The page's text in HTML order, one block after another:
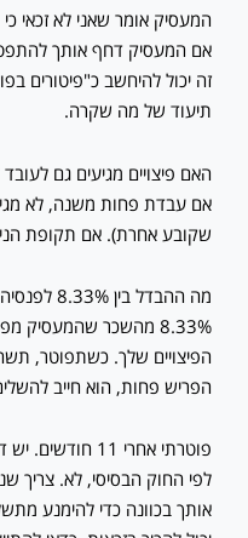
המעסיק אומר שאני לא זכאי
אם המעסיק דחף אותך
זה יכול להיחשב כ"פיטורים
תיעוד של מה שקרה.
האם פיצויים מגיעים גם
אם עבדת פחות משנה, לא
שקובע אחרת). אם תקופת
מה ההבדל בין 8.33% לפנסיה לבין פיצויי פיטורים?
8.33% מהשכר שהמעסיק מפריש לקרן הפנסיה תחת סעיף 14
הפיצויים שלך. כשתפוטר,
הפריש פחות, הוא חייב
פוטרתי אחרי 11 חודשים. יש דרך לקבל פיצויים?
לפי החוק הבסיסי, לא. צריך
אותך בכוונה כדי להימנע